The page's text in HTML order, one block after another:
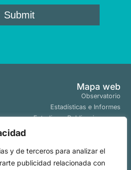
y de terceros para analizar el
publicidad relacionada con
Mapa web
Observatorio
Estadísticas e Informes
Estudios y Publicaciones
Actualidad
Políticas